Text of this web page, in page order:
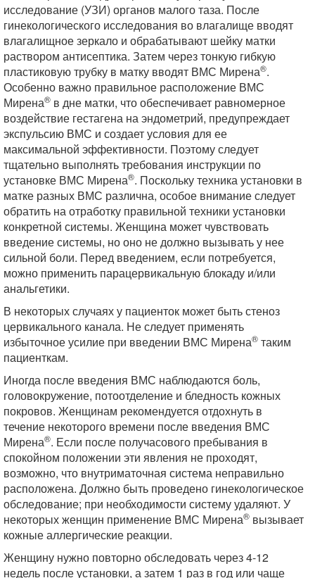
исследование (УЗИ) органов малого таза. После
гинекологического исследования во влагалище вводят
влагалищное зеркало и обрабатывают шейку матки
раствором антисептика. Затем через тонкую гибкую
пластиковую трубку в матку вводят ВМС Мирена®.
Особенно важно правильное расположение ВМС
Мирена® в дне матки, что обеспечивает равномерное
воздействие гестагена на эндометрий, предупреждает
экспульсию ВМС и создает условия для ее
максимальной эффективности. Поэтому следует
тщательно выполнять требования инструкции по
установке ВМС Мирена®. Поскольку техника установки в
матке разных ВМС различна, особое внимание следует
обратить на отработку правильной техники установки
конкретной системы. Женщина может чувствовать
введение системы, но оно не должно вызывать у нее
сильной боли. Перед введением, если потребуется,
можно применить парацервикальную блокаду и/или
анальгетики.
В некоторых случаях у пациенток может быть стеноз
цервикального канала. Не следует применять
избыточное усилие при введении ВМС Мирена® таким
пациенткам.
Иногда после введения ВМС наблюдаются боль,
головокружение, потоотделение и бледность кожных
покровов. Женщинам рекомендуется отдохнуть в
течение некоторого времени после введения ВМС
Мирена®. Если после получасового пребывания в
спокойном положении эти явления не проходят,
возможно, что внутриматочная система неправильно
расположена. Должно быть проведено гинекологическое
обследование; при необходимости систему удаляют. У
некоторых женщин применение ВМС Мирена® вызывает
кожные аллергические реакции.
Женщину нужно повторно обследовать через 4-12
недель после установки, а затем 1 раз в год или чаще